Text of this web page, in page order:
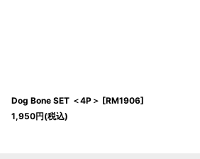
Dog Bone SET ＜4P＞ [RM1906]
1,950円(税込)